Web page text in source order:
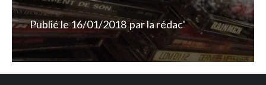
Publié le16/01/2018 parla rédac'